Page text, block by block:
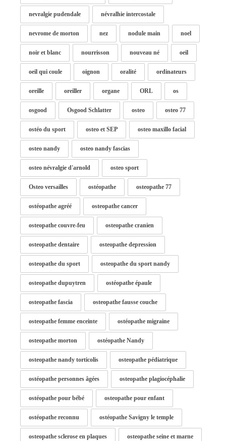
nevralgie pudendale névralhie intercostale
nevrome de morton nez nodule main noel
noir et blanc nourrisson nouveau né oeil
oeil qui coule oignon oralité ordinateurs
oreille oreiller organe ORL os
osgood Osgood Schlatter osteo osteo 77
ostéo du sport osteo et SEP osteo maxillo facial
osteo nandy osteo nandy fascias
osteo névralgie d'arnold osteo sport
Osteo versailles ostéopathe osteopathe 77
ostéopathe agréé osteopathe cancer
osteopathe couvre-feu osteopathe cranien
osteopathe dentaire osteopathe depression
osteopathe du sport osteopathe du sport nandy
osteopathe dupuytren ostéopathe épaule
osteopathe fascia osteopathe fausse couche
osteopathe femme enceinte ostéopathe migraine
osteopathe morton ostéopathe Nandy
osteopathe nandy torticolis osteopathe pédiatrique
ostéopathe personnes âgées osteopathe plagiocéphalie
ostéopathe pour bébé osteopathe pour enfant
ostéopathe reconnu ostéopathe Savigny le temple
osteopathe sclerose en plaques osteopathe seine et marne